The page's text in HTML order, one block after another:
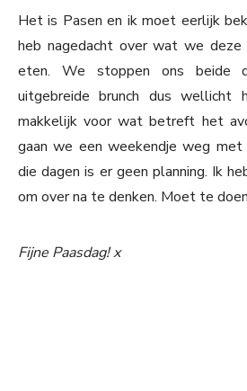
Het is Pasen en ik moet eerlijk
heb nagedacht over wat we deze
eten. We stoppen ons beide
uitgebreide brunch dus wellicht
makkelijk voor wat betreft het
gaan we een weekendje weg met
die dagen is er geen planning. Ik
om over na te denken. Moet te
Fijne Paasdag! x